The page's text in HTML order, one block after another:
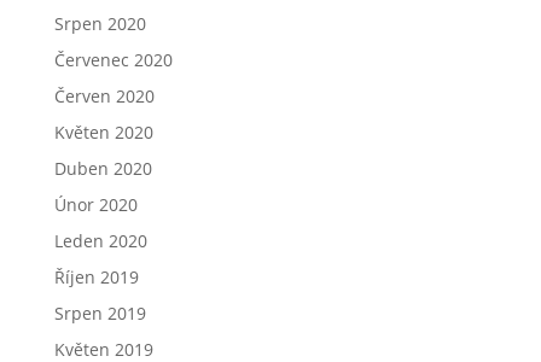
Srpen 2020
Červenec 2020
Červen 2020
Květen 2020
Duben 2020
Únor 2020
Leden 2020
Říjen 2019
Srpen 2019
Květen 2019